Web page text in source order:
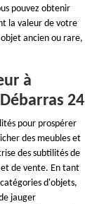
pouvez obtenir
la valeur de votre
ancien ou rare,
à
24
pour prospérer
des meubles et
des subtilités de
de vente. En tant
d'objets,
jauger